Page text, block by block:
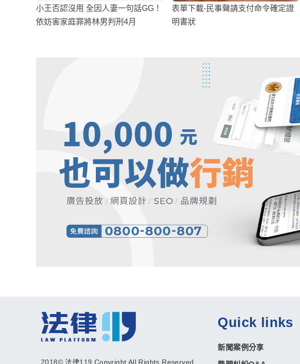
小王否認沒用 全因人妻一句話GG！
依妨害家庭罪將林男判刑4月
表單下載-民事聲請支付命令確定證
明書狀
2018© 法律119 Copyright All Rights Reserved
Quick links
新聞案例分享